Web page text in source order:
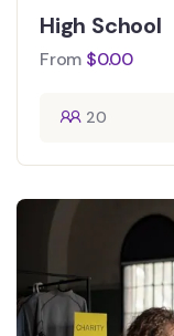
High School
From $0.00
20